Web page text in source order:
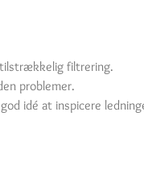
filtrering.
problemer.
idé at inspicere